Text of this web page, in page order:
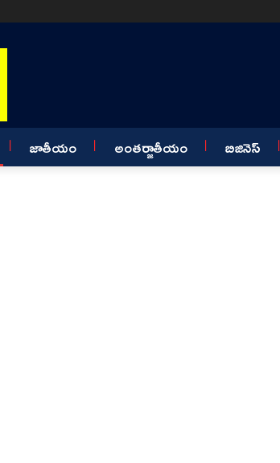
జాతీయం అంతర్జాతీయం బిజినెస్